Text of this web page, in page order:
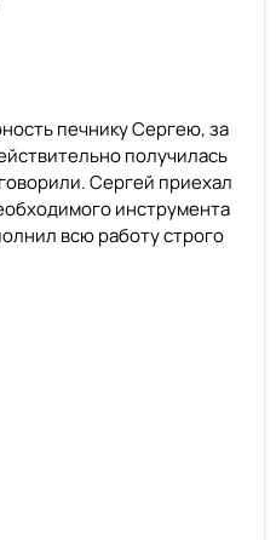
печнику Сергею, за
получилась
Сергей приехал
инструмента
всю работу строго